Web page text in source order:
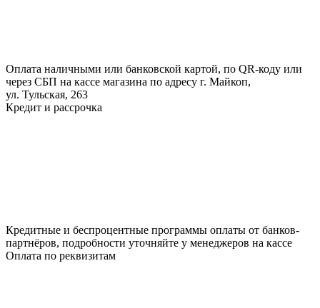
Оплата наличными или банковской картой, по QR-коду или
через СБП на кассе магазина по адресу г. Майкоп,
ул. Тульская, 263
Кредит и рассрочка
Кредитные и беспроцентные программы оплаты от банков-
партнёров, подробности уточняйте у менеджеров на кассе
Оплата по реквизитам